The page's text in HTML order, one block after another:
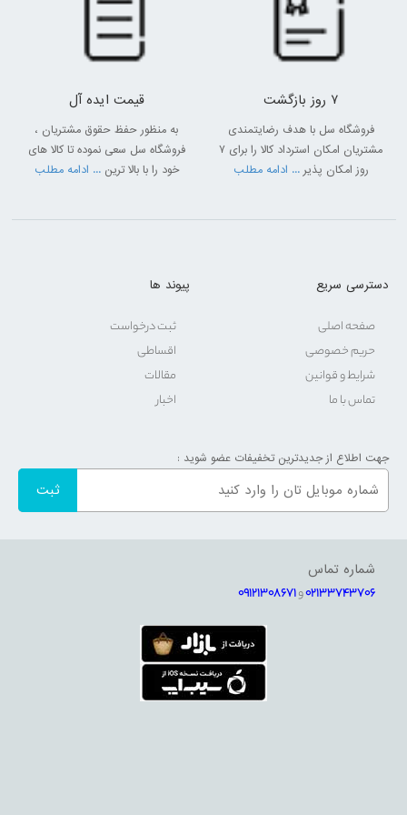
ظرفیت، رنگ بندی، میزان امکانات و فناوری‌های گنجانده شده در دستگاه
همگی رو قیمت ماشین لباسشویی دوو تاثیر می‌گذارند البته سری‌های جدید
ماشین لباسشویی‌های دوو مجهز به موتورهای دایرکت درایو هستند و به
همین دلیل قیمت بیشتری نسبت به سایر مدل‌های این برند دارند چرا که
می‌برند.
در فروشگاه اینترنتی سل قیمت ماشین لباسشویی دوو 6 کیلویی، قیمت
فروش ماشین لباسشویی دوو
یکی از روش‌های سریع و آسان خرید ماشین لباسشویی دوو خرید به صورت
آنلاین و غیر حضوری است. سایت سل یک فروشگاه اینترنتی معتبر است که
در زمینه فروش ماشین لباسشویی دوو و سایر برندها فعالیت دارد. در این
بخش از سایت سل به حجم وسیعی از انواع ماشین لباسشویی‌های تولید
مشخصات فنی و ویژگی‌های محصول مورد نظرتان کافی است روی تصویر
آن کلیک کنید و پس از بررسی‌های لازم، فرآیند سفارش و خرید اینترنتی کالا
را با زدن دکمه " افزودن به سبد خرید " و سپری کردن مراحل لازم تکمیل
7 روز بازگشت
فروشگاه سل با هدف رضایتمندی
مشتریان امکان استرداد کالا را برای 7
روز امکان پذیر... ادامه مطلب
قیمت ایده آل
به منظور حفظ حقوق مشتریان ،
فروشگاه سل سعی نموده تا کالا های
خود را با بالا ترین ... ادامه مطلب
دسترسی سریع
صفحه اصلی
حریم خصوصی
شرایط و قوانین
تماس با ما
پیوند ها
ثبت درخواست
اقساطی
مقالات
اخبار
جهت اطلاع از جدیدترین تخفیفات عضو شوید :
شماره تماس
02133743706و09121308671